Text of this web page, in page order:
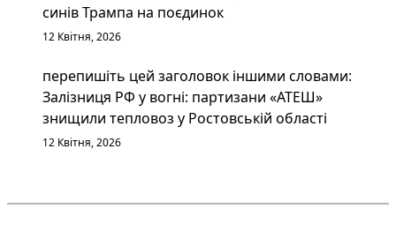
синів Трампа на поєдинок
12 Квітня, 2026
перепишіть цей заголовок іншими словами:
Залізниця РФ у вогні: партизани «АТЕШ»
знищили тепловоз у Ростовській області
12 Квітня, 2026